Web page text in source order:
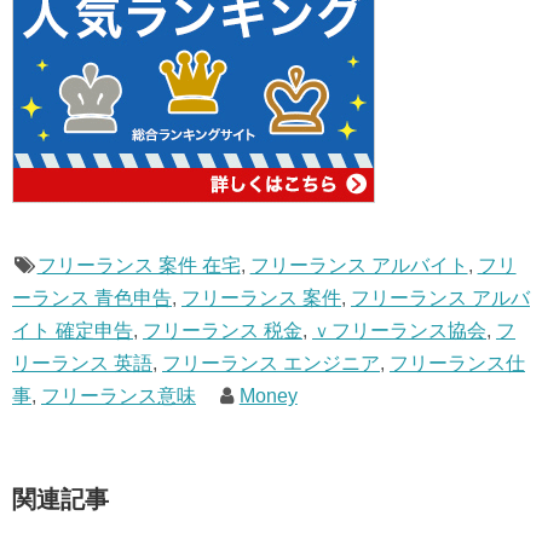
フリーランス 案件 在宅, フリーランス アルバイト , フリ
ーランス 青色申告, フリーランス 案件, フリーランス アルバ
イト 確定申告, フリーランス 税金, ｖフリーランス協会, フ
リーランス 英語, フリーランス エンジニア, フリーランス仕
事, フリーランス意味 Money
関連記事